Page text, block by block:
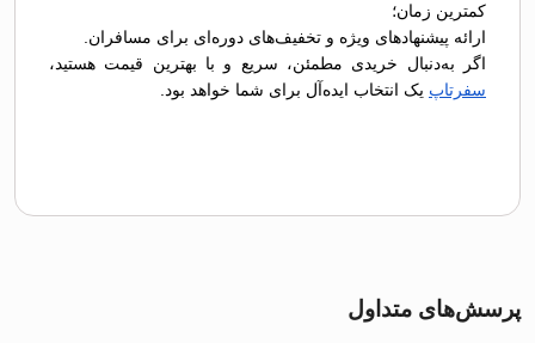
کمترین زمان؛
ارائه پیشنهادهای ویژه و تخفیف‌های دوره‌ای برای مسافران.
اگر به‌دنبال خریدی مطمئن، سریع و با بهترین قیمت هستید،
سفرتاپ یک انتخاب ایده‌آل برای شما خواهد بود.
پرسش‌های متداول